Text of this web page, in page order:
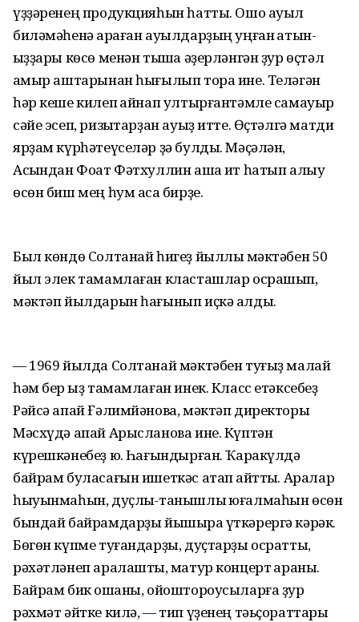
үҙҙәренең продукцияһын һатты. Ошо ауыл
биләмәһенә ҡараған ауылдарҙың уңған ҡатын-
ҡыҙҙары көсө менән тышҡа әҙерләнгән ҙур өҫтәл
ҡамыр аштарынан һығылып тора ине. Теләгән
һәр кеше килеп ҡайнап ултырғантәмле самауыр
сәйе эсеп, ризыҡтарҙан ауыҙ итте. Өҫтәлгә матди
ярҙам күрһәтеүселәр ҙә булды. Мәҫәлән,
Асҡындан Фоат Фәтхуллин ашҡа ит һатып алыу
өсөн биш мең һум аҡса бирҙе.
Был көндө Солтанай һигеҙ йыллыҡ мәктәбен 50
йыл элек тамамлаған класташлар осрашып,
мәктәп йылдарын һағынып иҫкә алды.
— 1969 йылда Солтанай мәктәбен туғыҙ малай
һәм бер ҡыҙ тамамлаған инек. Класс етәксебеҙ
Рәйсә апай Ғәлимйәнова, мәктәп директоры
Мәсхүдә апай Арысланова ине. Күптән
күрешкәнебеҙ юҡ. Һағындырған. Ҡаракүлдә
байрам буласағын ишеткәс атап ҡайттыҡ. Аралар
һыуынмаһын, дуҫлыҡ-танышлыҡ юғалмаһын өсөн
бындай байрамдарҙы йышыраҡ үткәрергә кәрәк.
Бөгөн күпме туғандарҙы, дуҫтарҙы осраттыҡ,
рәхәтләнеп аралаштыҡ, матур концерт ҡараныҡ.
Байрам бик оҡшаны, ойоштороусыларға ҙур
рәхмәт әйтке килә, — тип үҙенең тәьҫораттары